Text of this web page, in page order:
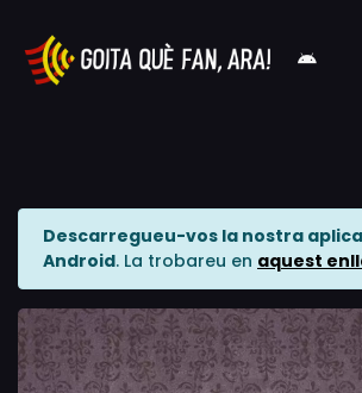
Descarregueu-vos la nostra
Android. La trobareu en aquest